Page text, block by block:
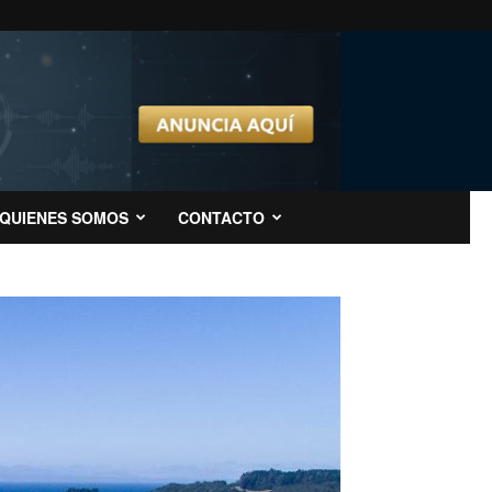
QUIENES SOMOS CONTACTO